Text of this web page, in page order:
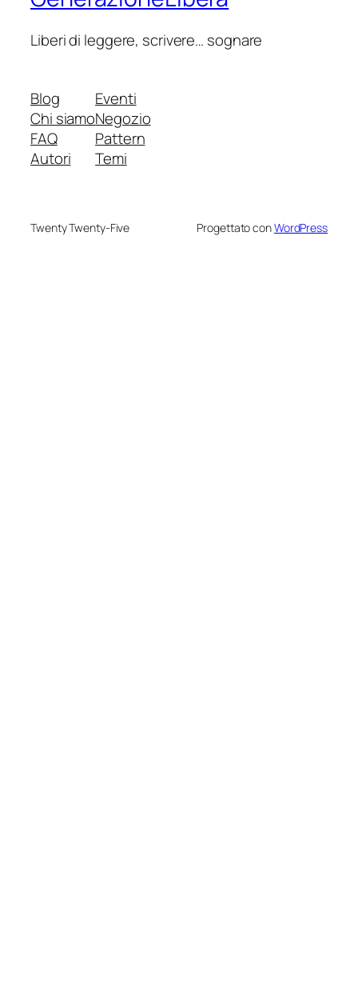
Liberi di leggere, scrivere… sognare
Blog
Chi siamo
FAQ
Autori
Eventi
Negozio
Pattern
Temi
Twenty Twenty-Five Progettato conWordPress